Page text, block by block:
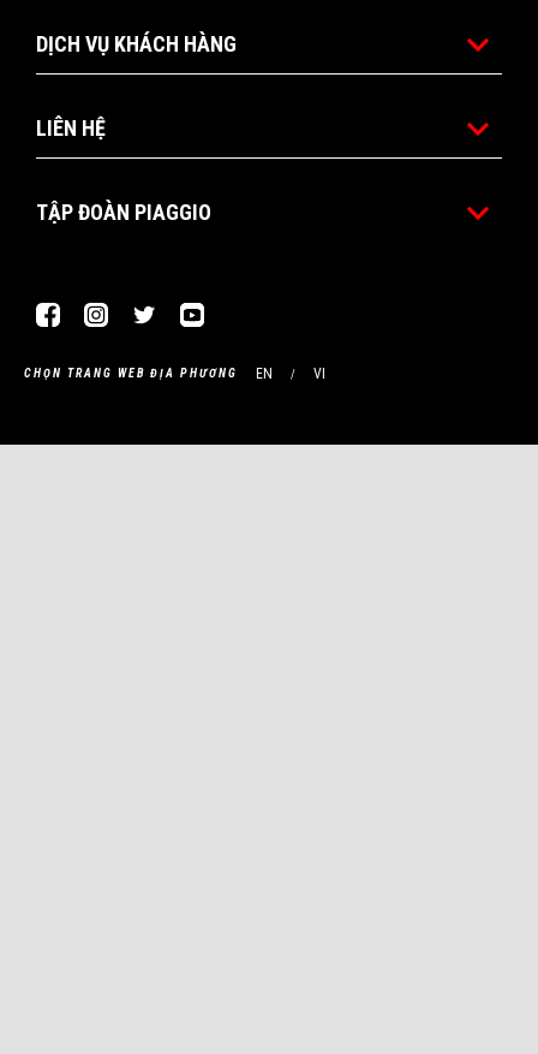
DỊCH VỤ KHÁCH HÀNG
LIÊN HỆ
TẬP ĐOÀN PIAGGIO
FacebookInstagram
Twitter
CHỌN TRANG WEB ĐỊA PHƯƠNG EN VI